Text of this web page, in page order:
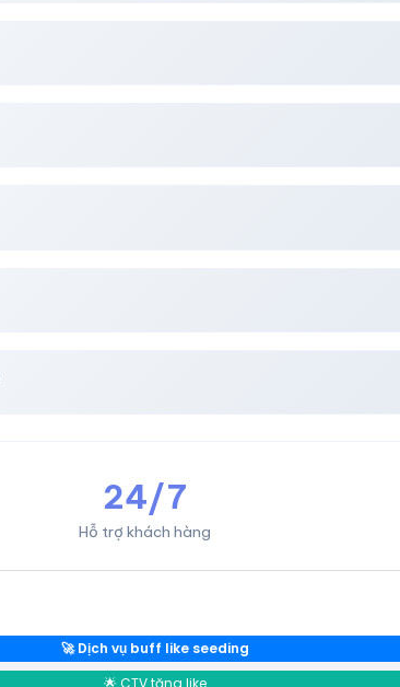
24/7
Hỗ trợ khách hàng
🚀 Dịch vụ buff like seeding
🌟 CTV tăng like